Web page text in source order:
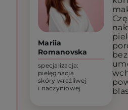
Mariia
Romanovska
specjalizacja:
pielęgnacja
skóry wrażliwej
i naczyniowej